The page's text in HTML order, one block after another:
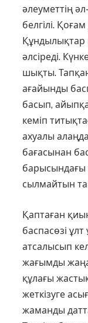
әлеуметтің
белгілі.
Құндылықтар
әлсіреді.
шықты.
ағайынды
басып,
кеміп
ахуалы
бағасынан
барысындағы
сылмайтын
Қаптаған
баспасөзі
атсалысып
жағымды
құлағы
жеткізуге
жаманды